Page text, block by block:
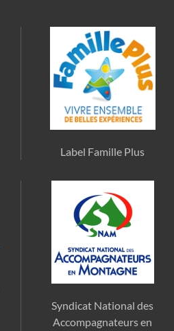
Label Famille Plus
Syndicat National des
Accompagnateurs en